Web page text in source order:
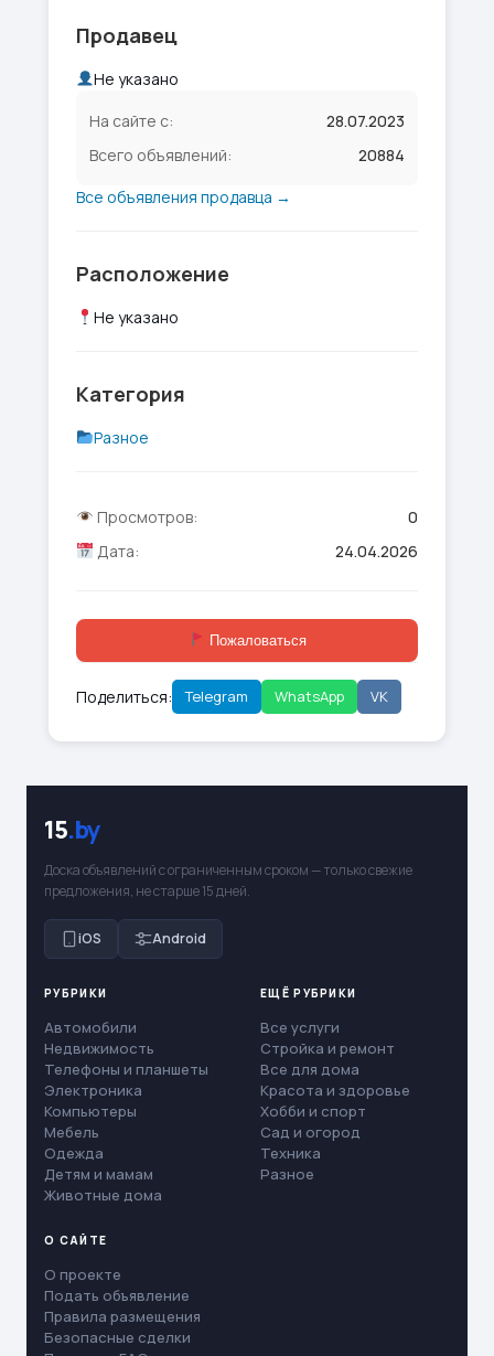
Продавец
Не указано
На сайте с:
28.07.2023
Всего объявлений:
20884
Все объявления продавца →
Расположение
Не указано
Категория
Разное
Просмотров:
0
Дата:
24.04.2026
Пожаловаться
Поделиться: Telegram WhatsApp VK
15.by
Доска объявлений с ограниченным сроком — только свежие
предложения, не старше 15 дней.
iOS Android
РУБРИКИ
Автомобили
Недвижимость
Телефоны и планшеты
Электроника
Компьютеры
Мебель
Одежда
Детям и мамам
Животные дома
ЕЩЁ РУБРИКИ
Все услуги
Стройка и ремонт
Все для дома
Красота и здоровье
Хобби и спорт
Сад и огород
Техника
Разное
О САЙТЕ
О проекте
Подать объявление
Правила размещения
Безопасные сделки